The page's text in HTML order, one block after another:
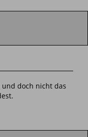
doch nicht das